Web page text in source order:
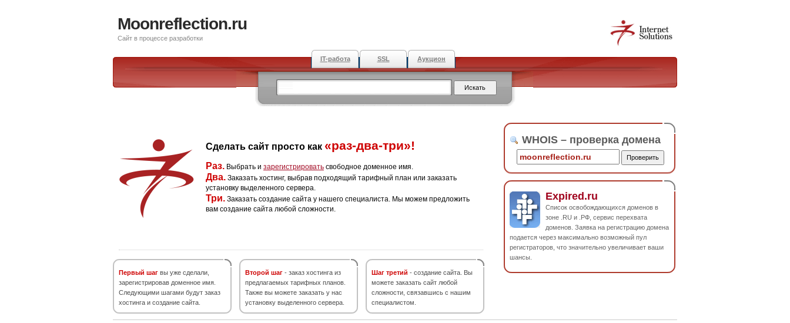
Moonreflection.ru
Сайт в процессе разработки
IT-работа SSL Аукцион
Сделать сайт просто как «раз-два-три»!
Раз. Выбрать и зарегистрировать свободное доменное имя.
Два. Заказать хостинг, выбрав подходящий тарифный план или заказать
установку выделенного сервера.
Три. Заказать создание сайта у нашего специалиста. Мы можем предложить
вам создание сайта любой сложности.
Первый шаг вы уже сделали,
зарегистрировав доменное имя.
Следующими шагами будут заказ
хостинга и создание сайта.
Второй шаг - заказ хостинга из
предлагаемых тарифных планов.
Также вы можете заказать у нас
установку выделенного сервера.
Шаг третий - создание сайта. Вы
можете заказать сайт любой
сложности, связавшись с нашим
специалистом.
WHOIS – проверка домена
Expired.ru
Список освобождающихся доменов в
зоне .RU и .РФ, сервис перехвата
доменов. Заявка на регистрацию домена
подается через максимально возможный пул
регистраторов, что значительно увеличивает ваши
шансы.